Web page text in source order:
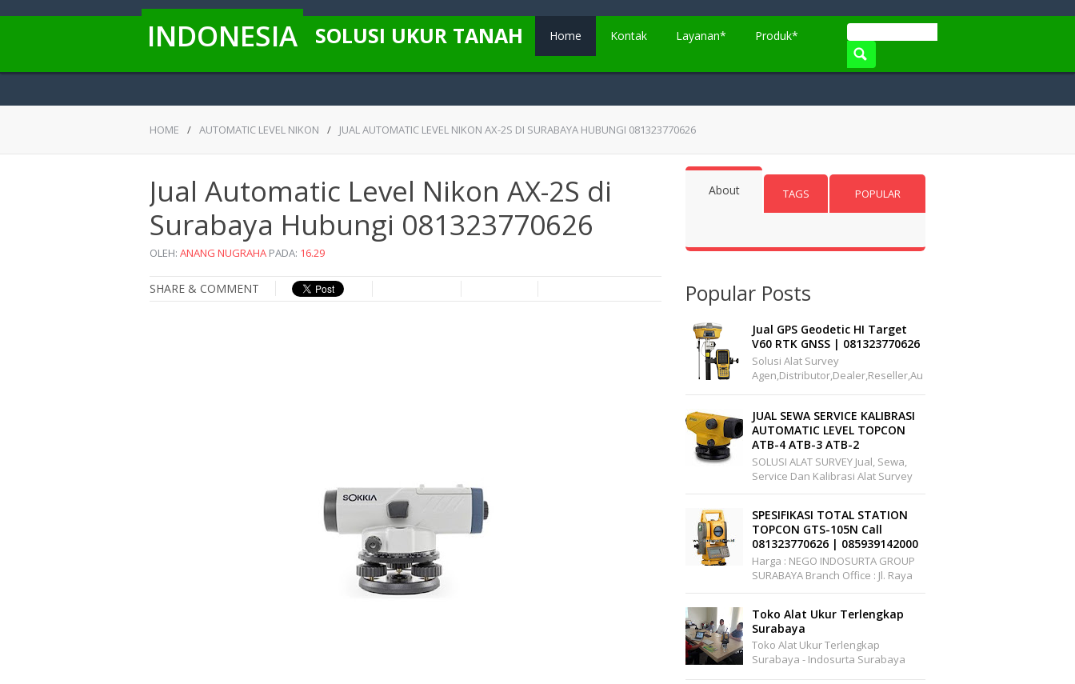
INDONESIA SOLUSI UKUR TANAH Home Kontak Layanan* Produk*
HOME / AUTOMATIC LEVEL NIKON / JUAL AUTOMATIC LEVEL NIKON AX-2S DI SURABAYA HUBUNGI 081323770626
Jual Automatic Level Nikon AX-2S di
Surabaya Hubungi 081323770626
OLEH: ANANG NUGRAHA PADA: 16.29
SHARE & COMMENT
About TAGS POPULAR
Popular Posts
Jual GPS Geodetic HI Target
V60 RTK GNSS | 081323770626
Solusi Alat Survey
Agen,distributor,dealer,reseller,au
Geodet...
JUAL SEWA SERVICE KALIBRASI
AUTOMATIC LEVEL TOPCON
ATB-4 ATB-3 ATB-2
SOLUSI ALAT SURVEY Jual, Sewa,
Service Dan Kalibrasi Alat Survey
Dan Pemetaan Support Wilayah
Pakuwon Cen...
SPESIFIKASI TOTAL STATION
TOPCON GTS-105N Call
081323770626 | 085939142000
Harga : NEGO INDOSURTA GROUP
SURABAYA Branch Office : Jl. Raya
A.YANI, Griya Permata Gedangan
Toko Alat Ukur Terlengkap
Surabaya
Toko Alat Ukur Terlengkap
Surabaya - Indosurta Surabaya